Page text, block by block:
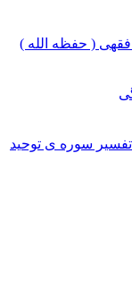
فقهی ( حفظه الله )
سوره ی توحید